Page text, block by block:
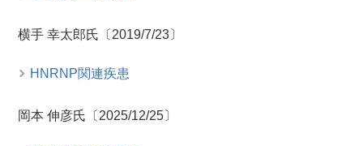
横手 幸太郎氏〔2019/7/23〕
HNRNP関連疾患
岡本 伸彦氏〔2025/12/25〕